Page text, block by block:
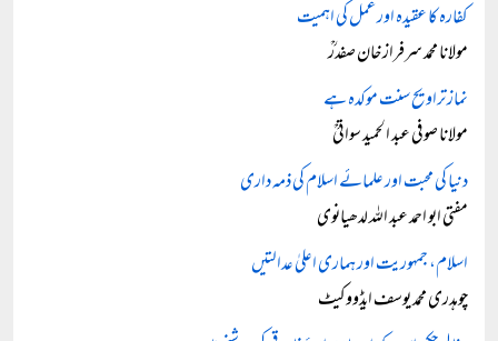
کفارہ کا عقیدہ اور عمل کی اہمیت
مولانا محمد سرفراز خان صفدرؒ
نماز تراویح سنت موکدہ ہے
مولانا صوفی عبد الحمید سواتیؒ
دنیا کی محبت اور علمائے اسلام کی ذمہ داری
مفتی ابو احمد عبد اللہ لدھیانوی
اسلام، جمہوریت اور ہماری اعلیٰ عدالتیں
چوہدری محمد یوسف ایڈووکیٹ